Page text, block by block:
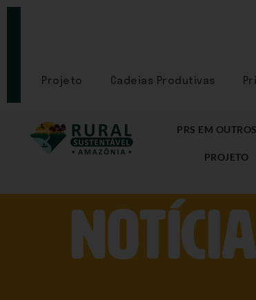
SE
Projeto Cadeias Produtivas
PRS EM
PROJETO